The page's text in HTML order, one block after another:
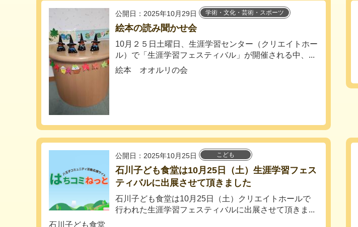
公開日：2025年10月29日 学術・文化・芸術・スポーツ
絵本の読み聞かせ会
10月２５日土曜日、生涯学習センター（クリエイトホー
ル）で「生涯学習フェスティバル」が開催される中、...
絵本 オオルリの会
公開日：2025年10月25日 こども
石川子ども食堂は10月25日（土）生涯学習フェス
ティバルに出展させて頂きました
石川子ども食堂は10月25日（土）クリエイトホールで
行われた生涯学習フェスティバルに出展させて頂きま...
石川子ども食堂